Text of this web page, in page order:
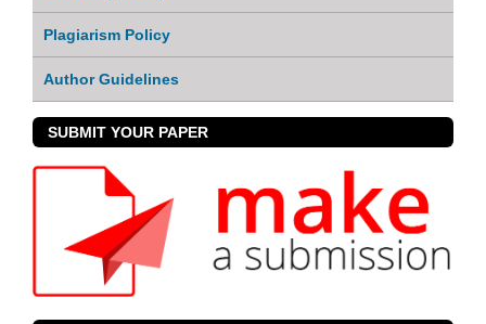
Plagiarism Policy
Author Guidelines
SUBMIT YOUR PAPER